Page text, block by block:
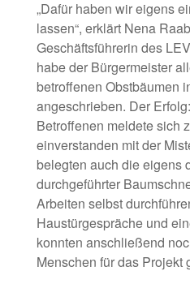
„Dafür haben wir eigens
lassen“, erklärt Nena
Geschäftsführerin des
habe der Bürgermeister
betroffenen Obstbäumen
angeschrieben. Der
Betroffenen meldete sich
einverstanden mit der
belegten auch die eigens
durchgeführter
Arbeiten selbst
Haustürgespräche und
konnten anschließend
Menschen für das Projekt